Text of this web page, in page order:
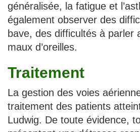
généralisée, la fatigue et
également observer des
bave, des difficultés à parler
maux d’oreilles.
Traitement
La gestion des voies
traitement des patients
Ludwig. De toute évidence,